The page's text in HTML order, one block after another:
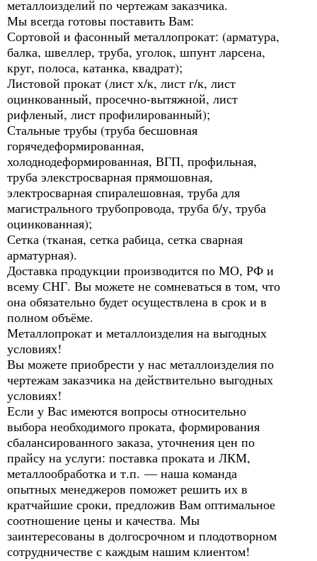
металлоизделий по чертежам заказчика.
Мы всегда готовы поставить Вам:
Сортовой и фасонный металлопрокат: (арматура,
балка, швеллер, труба, уголок, шпунт ларсена,
круг, полоса, катанка, квадрат);
Листовой прокат (лист х/к, лист г/к, лист
оцинкованный, просечно-вытяжной, лист
рифленый, лист профилированный);
Стальные трубы (труба бесшовная
горячедеформированная,
холоднодеформированная, ВГП, профильная,
труба элекстросварная прямошовная,
электросварная спиралешовная, труба для
магистрального трубопровода, труба б/у, труба
оцинкованная);
Сетка (тканая, сетка рабица, сетка сварная
арматурная).
Доставка продукции производится по МО, РФ и
всему СНГ. Вы можете не сомневаться в том, что
она обязательно будет осуществлена в срок и в
полном объёме.
Металлопрокат и металлоизделия на выгодных
условиях!
Вы можете приобрести у нас металлоизделия по
чертежам заказчика на действительно выгодных
условиях!
Если у Вас имеются вопросы относительно
выбора необходимого проката, формирования
сбалансированного заказа, уточнения цен по
прайсу на услуги: поставка проката и ЛКМ,
металлообработка и т.п. — наша команда
опытных менеджеров поможет решить их в
кратчайшие сроки, предложив Вам оптимальное
соотношение цены и качества. Мы
заинтересованы в долгосрочном и плодотворном
сотрудничестве с каждым нашим клиентом!